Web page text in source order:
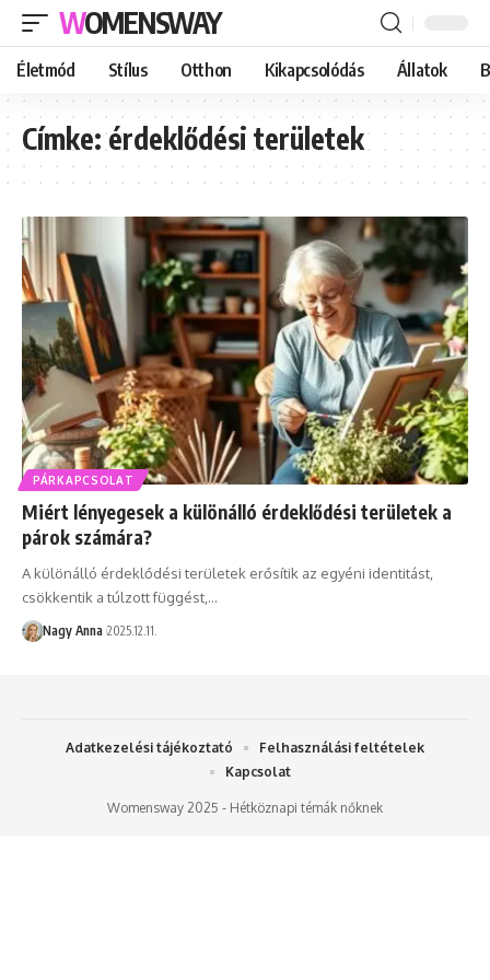
WOMENSWAY
Életmód Stílus Otthon Kikapcsolódás Állatok
Címke:érdeklődési területek
PÁRKAPCSOLAT
Miért lényegesek a különálló érdeklődési területek a
párok számára?
A különálló érdeklődési területek erősítik az egyéni identitást,
csökkentik a túlzott függést,…
Nagy Anna 2025.12.11.
Womensway 2025 - Hétköznapi témák nőknek
Adatkezelési tájékoztató
Felhasználási feltételek
Kapcsolat